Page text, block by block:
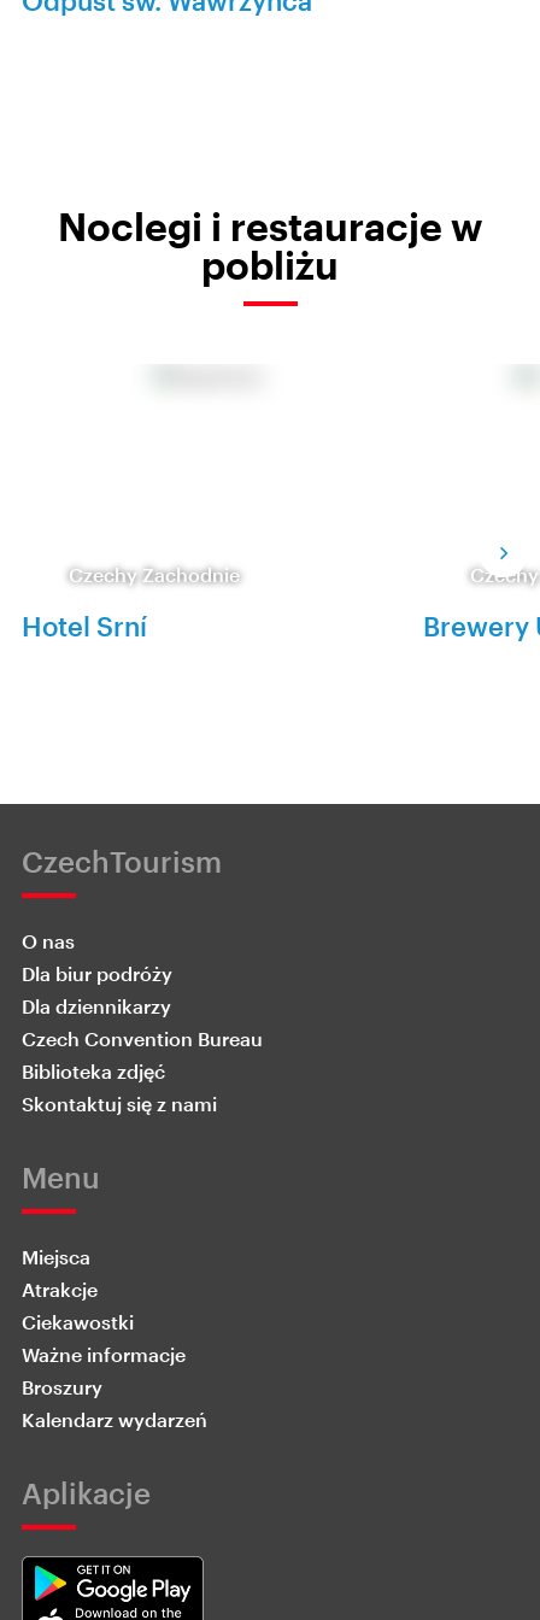
Noclegi i restauracje w
pobliżu
Czechy Zachodnie
Hotel Srní Brewery
CzechTourism
O nas
Dla biur podróży
Dla dziennikarzy
Czech Convention Bureau
Biblioteka zdjęć
Skontaktuj się z nami
Menu
Miejsca
Atrakcje
Ciekawostki
Ważne informacje
Broszury
Kalendarz wydarzeń
Aplikacje